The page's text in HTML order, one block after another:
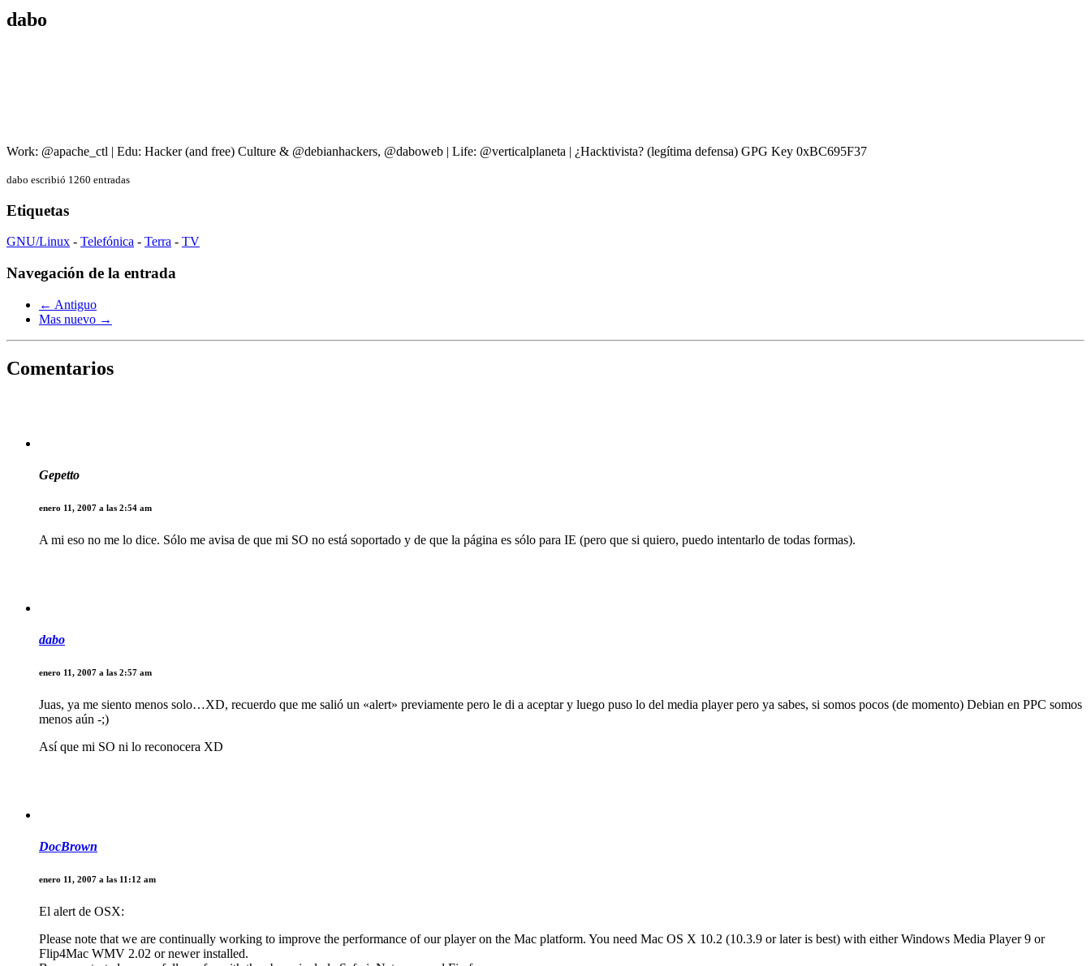
dabo
Work: @apache_ctl | Edu: Hacker (and free) Culture & @debianhackers, @daboweb | Life: @verticalplaneta | ¿Hacktivista? (legítima defensa) GPG Key 0xBC695F37
dabo escribió 1260 entradas
Etiquetas
GNU/Linux - Telefónica - Terra - TV
Navegación de la entrada
← Antiguo
Mas nuevo →
Comentarios
Gepetto
enero 11, 2007 a las 2:54 am
A mi eso no me lo dice. Sólo me avisa de que mi SO no está soportado y de que la página es sólo para IE (pero que si quiero, puedo intentarlo de todas formas).
dabo
enero 11, 2007 a las 2:57 am
Juas, ya me siento menos solo…XD, recuerdo que me salió un «alert» previamente pero le di a aceptar y luego puso lo del media player pero ya sabes, si somos pocos (de momento) Debian en PPC somos
menos aún -;)
Así que mi SO ni lo reconocera XD
DocBrown
enero 11, 2007 a las 11:12 am
El alert de OSX:
Please note that we are continually working to improve the performance of our player on the Mac platform. You need Mac OS X 10.2 (10.3.9 or later is best) with either Windows Media Player 9 or
Flip4Mac WMV 2.02 or newer installed.